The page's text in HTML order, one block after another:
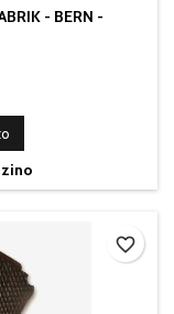
- BERN -
favorite_border